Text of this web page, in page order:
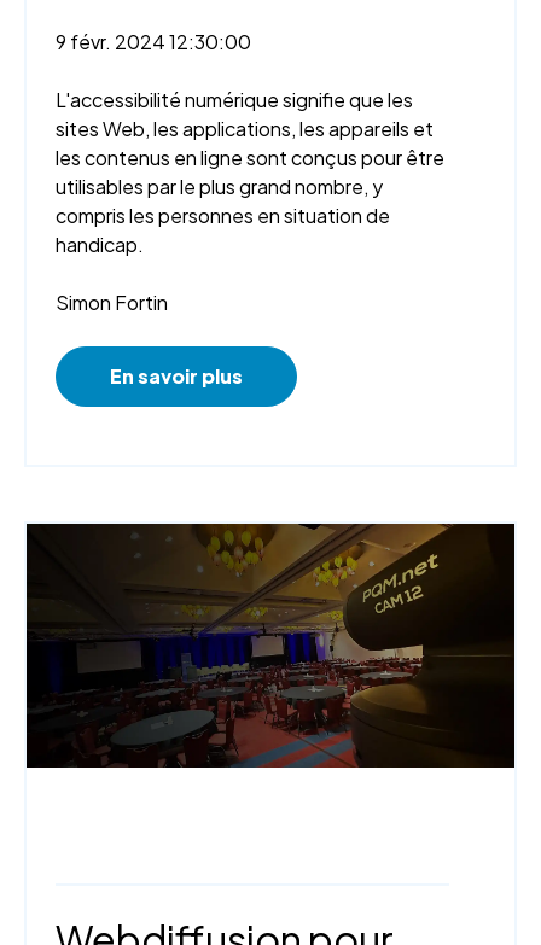
9 févr. 2024 12:30:00
L'accessibilité numérique signifie que les
sites Web, les applications, les appareils et
les contenus en ligne sont conçus pour être
utilisables par le plus grand nombre, y
compris les personnes en situation de
handicap.
Simon Fortin
En savoir plus